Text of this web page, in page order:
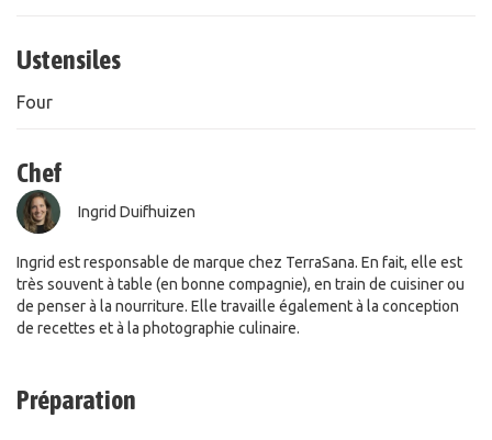
Ustensiles
Four
Chef
Ingrid Duifhuizen
Ingrid est responsable de marque chez TerraSana. En fait, elle est
très souvent à table (en bonne compagnie), en train de cuisiner ou
de penser à la nourriture. Elle travaille également à la conception
de recettes et à la photographie culinaire.
Préparation